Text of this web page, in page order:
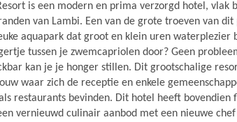
is een modern en prima verzorgd hotel, vlak
van Lambi. Een van de grote troeven van
aquapark dat groot en klein uren waterplezier
tussen je zwemcapriolen door? Geen
kan je je honger stillen. Dit grootschalige
waar zich de receptie en enkele
restaurants bevinden. Dit hotel heeft bovendien
vernieuwd culinair aanbod met een nieuwe chef